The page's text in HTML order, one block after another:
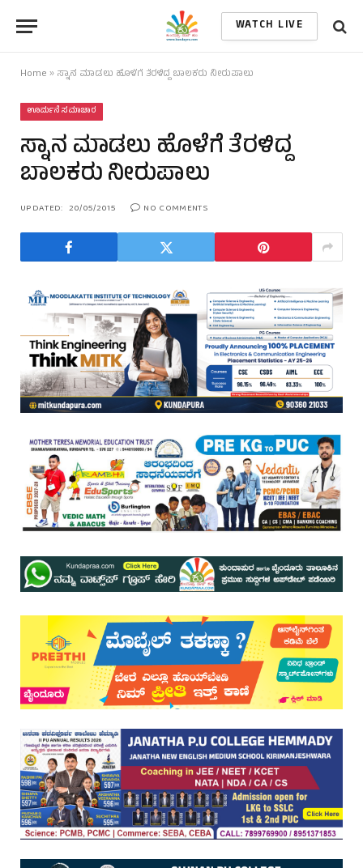
WATCH LIVE
Home » ಸ್ನಾನ ಮಾಡಲು ಹೊಳೆಗೆ ತೆರಳಿದ್ದ ಬಾಲಕರು ನೀರುಪಾಲು
ಊರ್ಮನೆ ಸಮಾಚಾರ
ಸ್ನಾನ ಮಾಡಲು ಹೊಳೆಗೆ ತೆರಳಿದ್ದ
ಬಾಲಕರು ನೀರುಪಾಲು
UPDATED: 20/05/2015 NO COMMENTS